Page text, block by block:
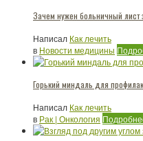
Зачем нужен больничный
Написал Как лечить
в Новости медицины
Горький миндаль для
Написал Как лечить
в Рак | Онкология